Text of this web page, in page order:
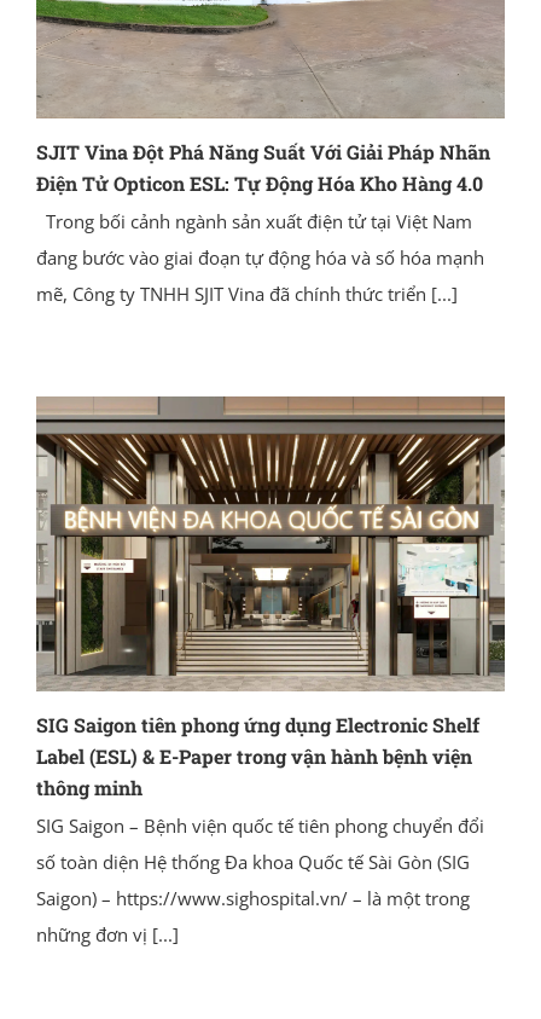
SJIT Vina Đột Phá Năng Suất Với Giải Pháp Nhãn
Điện Tử Opticon ESL: Tự Động Hóa Kho Hàng 4.0
Trong bối cảnh ngành sản xuất điện tử tại Việt Nam
đang bước vào giai đoạn tự động hóa và số hóa mạnh
mẽ, Công ty TNHH SJIT Vina đã chính thức triển [...]
SIG Saigon tiên phong ứng dụng Electronic Shelf
Label (ESL) & E-Paper trong vận hành bệnh viện
thông minh
SIG Saigon – Bệnh viện quốc tế tiên phong chuyển đổi
số toàn diện Hệ thống Đa khoa Quốc tế Sài Gòn (SIG
Saigon) – https://www.sighospital.vn/ – là một trong
những đơn vị [...]